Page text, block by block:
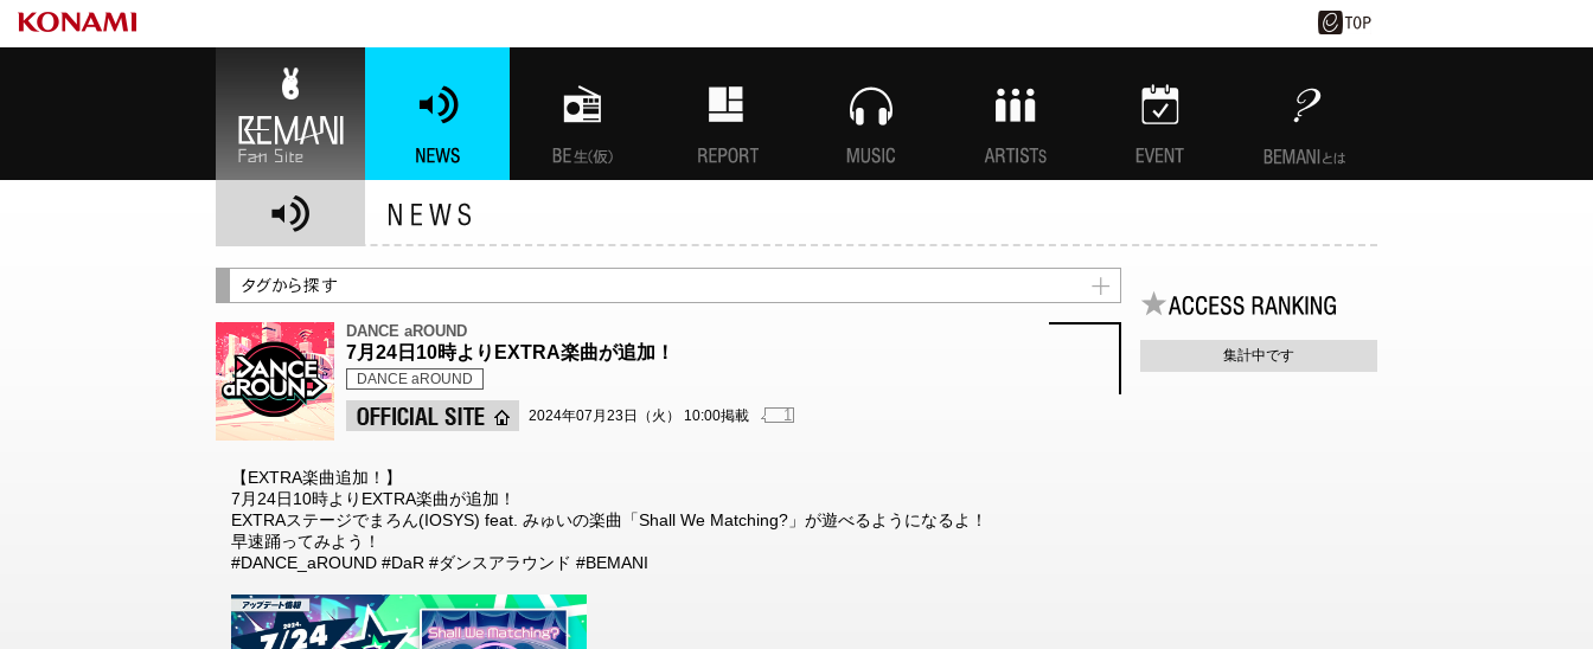
DANCE aROUND
7月24日10時よりEXTRA楽曲が追加！
DANCE aROUND
2024年07月23日（火） 10:00掲載 1
【EXTRA楽曲追加！】
7月24日10時よりEXTRA楽曲が追加！
EXTRAステージでまろん(IOSYS) feat. みゅいの楽曲「Shall We Matching?」が遊べるようになるよ！
早速踊ってみよう！
#DANCE_aROUND #DaR #ダンスアラウンド #BEMANI
集計中です